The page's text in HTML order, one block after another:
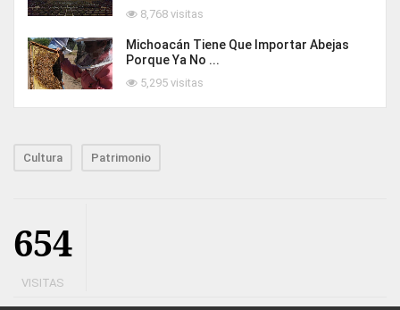
8,768 visitas
Michoacán Tiene Que Importar Abejas
Porque Ya No ...
5,295 visitas
Cultura Patrimonio
654
VISITAS